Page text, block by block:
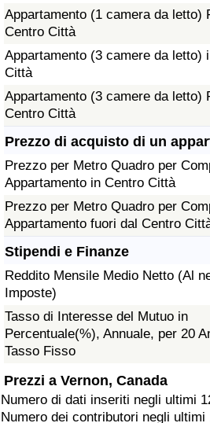
Appartamento (1 camera da letto)
Centro Città
Appartamento (3 camere da letto)
Città
Appartamento (3 camere da letto)
Centro Città
Prezzo di acquisto di un
Prezzo per Metro Quadro per
Appartamento in Centro Città
Prezzo per Metro Quadro per
Appartamento fuori dal Centro
Stipendi e Finanze
Reddito Mensile Medio Netto (Al
Imposte)
Tasso di Interesse del Mutuo in
Percentuale(%), Annuale, per 20
Tasso Fisso
Prezzi a Vernon, Canada
Numero di dati inseriti negli ultimi
Numero dei contributori negli ultimi